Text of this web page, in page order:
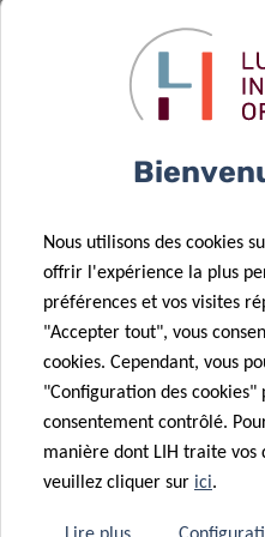
personnalisation
du traitement
du cancer
Un allié pour
trouver notre
voix
03 Jan 2022
Une approche
Nous utilisons des cookies
offrir l'expérience la plus
préférences et vos visites
"Accepter tout", vous
cookies. Cependant, vous
"Configuration des
consentement contrôlé.
manière dont LIH traite vos
veuillez cliquer sur ici.